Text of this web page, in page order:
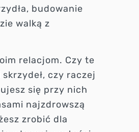
budowanie
walką z
relacjom. Czy te
czy raczej
się przy nich
najzdrowszą
zrobić dla